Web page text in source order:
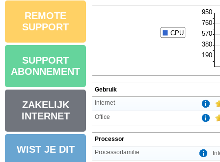
REMOTE
SUPPORT
SUPPORT
ABONNEMENT
ZAKELIJK
INTERNET
WIST JE DIT
Gebruik
Internet
Office
Processor
Processorfamilie